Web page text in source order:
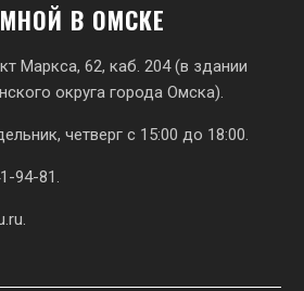
В ОМСКЕ
Маркса, 62, каб. 204 (в здании
округа города Омска).
четверг с 15:00 до 18:00.
94-81.